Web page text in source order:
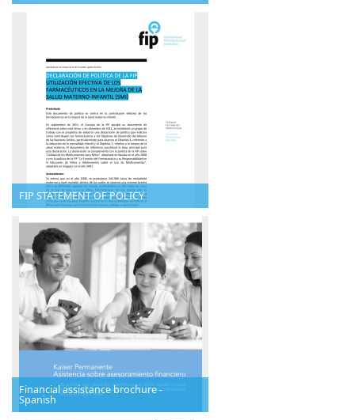
FIP STATEMENT OF POLICY
Financial assistance brochure -
Spanish